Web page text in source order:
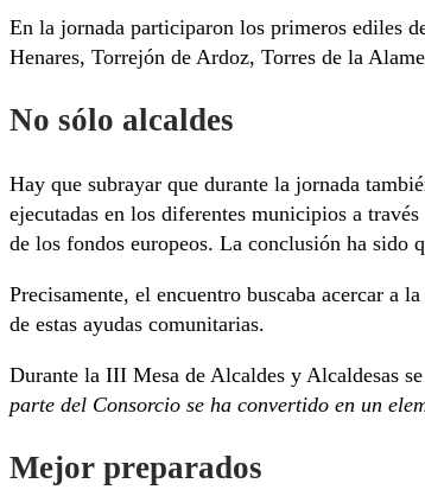
En la jornada participaron los primeros ediles
Henares, Torrejón de Ardoz, Torres de la
No sólo alcaldes
Hay que subrayar que durante la jornada
ejecutadas en los diferentes municipios a través
de los fondos europeos. La conclusión ha sido
Precisamente, el encuentro buscaba acercar a
de estas ayudas comunitarias.
Durante la III Mesa de Alcaldes y Alcaldesas
parte del Consorcio se ha convertido en un
Mejor preparados